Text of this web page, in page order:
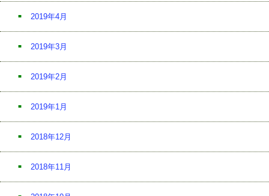
2019年4月
2019年3月
2019年2月
2019年1月
2018年12月
2018年11月